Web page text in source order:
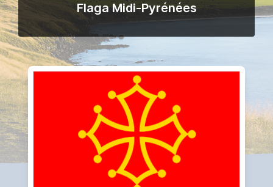
Flaga Midi-Pyrénées